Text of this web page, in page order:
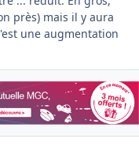
près) mais il y aura
une augmentation